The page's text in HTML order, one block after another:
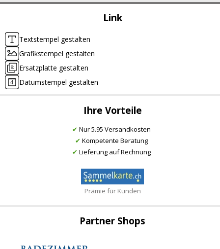
Link
Textstempel gestalten
Grafikstempel gestalten
Ersatzplatte gestalten
Datumstempel gestalten
Ihre Vorteile
✔ Nur 5.95 Versandkosten
✔ Kompetente Beratung
✔ Lieferung auf Rechnung
Prämie für Kunden
Partner Shops